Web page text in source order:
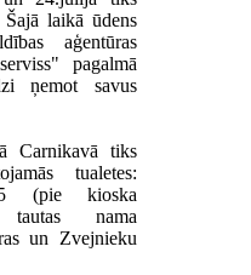
Šajā laikā ūdens
aģentūras
pagalmā
ņemot savus
Carnikavā tiks
tualetes:
(pie kioska
nama
un Zvejnieku